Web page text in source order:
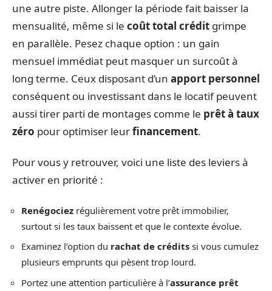
une autre piste. Allonger la période fait baisser la
mensualité, même si le coût total crédit grimpe
en parallèle. Pesez chaque option : un gain
mensuel immédiat peut masquer un surcoût à
long terme. Ceux disposant d’un apport personnel
conséquent ou investissant dans le locatif peuvent
aussi tirer parti de montages comme le prêt à taux
zéro pour optimiser leurfinancement.
Pour vous y retrouver, voici une liste des leviers à
activer en priorité :
Renégociez régulièrement votre prêt immobilier,
surtout si les taux baissent et que le contexte évolue.
Examinez l’option du rachat de crédits si vous cumulez
plusieurs emprunts qui pèsent trop lourd.
Portez une attention particulière à l’assurance prêt